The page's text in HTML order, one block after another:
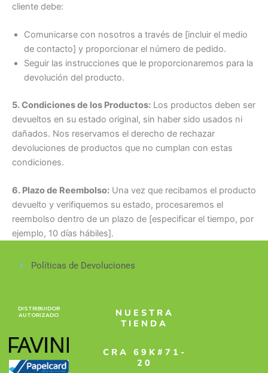
cliente debe:
Comunicarse con nosotros a través de [incluir el medio
de contacto] y proporcionar el número de pedido.
Seguir las instrucciones que le proporcionaremos para la
devolución del producto.
5. Condiciones de los Productos: Los productos deben ser
devueltos en su estado original, sin haber sido usados ni
dañados. Nos reservamos el derecho de rechazar
devoluciones de productos que no cumplan con estas
condiciones.
6. Plazo de Reembolso: Una vez que recibamos el producto
devuelto y verifiquemos su estado, procesaremos el
reembolso dentro de un plazo de [especificar el tiempo, por
ejemplo, 10 días hábiles].
Políticas de Devoluciones
DISTRIBUIDOR
AUTORIZADO
NUESTRA
TIENDA
CRA 69K#71-
20